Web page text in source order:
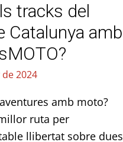
tracks del
Catalunya amb
2024
amb moto?
ruta per
llibertat sobre dues